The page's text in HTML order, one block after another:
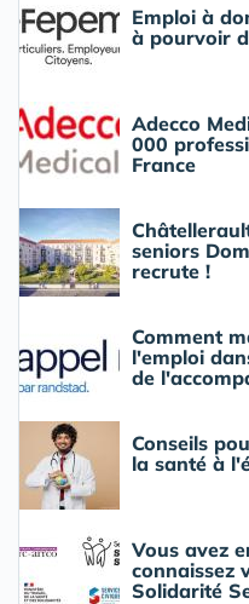
Emploi à
à pourvoir
Adecco
000
France
seniors
recrute !
Comment
l'emploi
de
Conseils
la santé à
Vous avez
connaissez
Solidarité